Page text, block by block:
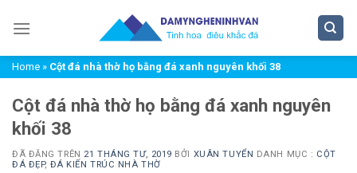
đến
dungHome » Cột đá nhà thờ họ bằng đá xanh nguyên khối 38
Cột đá nhà thờ họ bằng đá xanh nguyên
khối 38
ĐÃ ĐĂNG TRÊN 21 THÁNG TƯ, 2019 BỞI XUÂN TUYỂN DANH MỤC : CỘT
ĐÁ ĐẸP, ĐÁ KIẾN TRÚC NHÀ THỜ